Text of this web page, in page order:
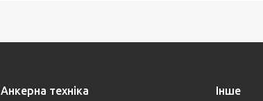
Анкерна техніка Інше